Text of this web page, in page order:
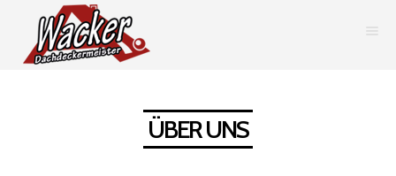
[rev_slider EightDegree_Home]
ÜBER UNS